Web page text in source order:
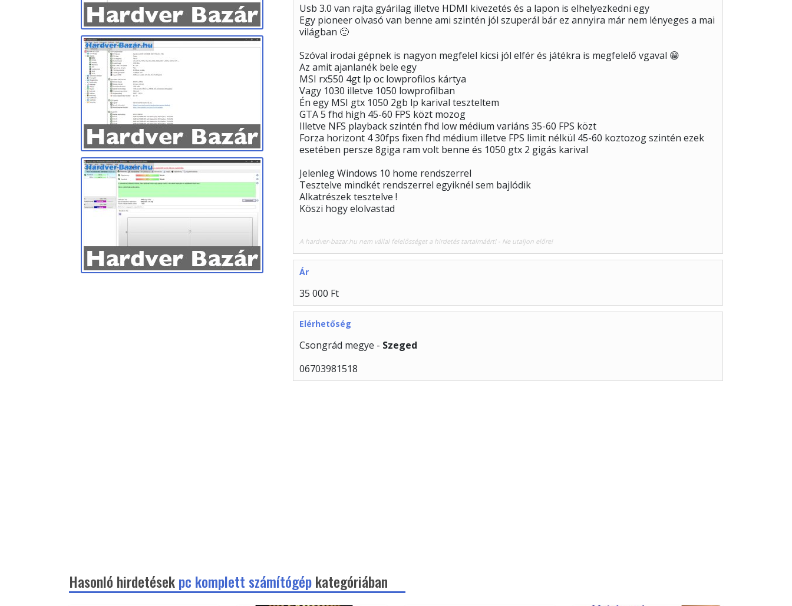
Usb 3.0 van rajta gyárilag illetve HDMI kivezetés és a lapon is elhelyezkedni egy
Egy pioneer olvasó van benne ami szintén jól szuperál bár ez annyira már nem lényeges a mai
világban 🙂
Szóval irodai gépnek is nagyon megfelel kicsi jól elfér és játékra is megfelelő vgaval 😁
Az amit ajanlanék bele egy
MSI rx550 4gt lp oc lowprofilos kártya
Vagy 1030 illetve 1050 lowprofilban
Én egy MSI gtx 1050 2gb lp karival teszteltem
GTA 5 fhd high 45-60 FPS közt mozog
Illetve NFS playback szintén fhd low médium variáns 35-60 FPS közt
Forza horizont 4 30fps fixen fhd médium illetve FPS limit nélkül 45-60 koztozog szintén ezek
esetében persze 8giga ram volt benne és 1050 gtx 2 gigás karival
Jelenleg Windows 10 home rendszerrel
Tesztelve mindkét rendszerrel egyiknél sem bajlódik
Alkatrészek tesztelve !
Köszi hogy elolvastad
A hardver-bazar.hu nem vállal felelősséget a hirdetés tartalmáért! - Ne utaljon előre!
Ár
35 000 Ft
Elérhetőség
Csongrád megye - Szeged
06703981518
Hasonló hirdetésekpc komplett számítógépkategóriában